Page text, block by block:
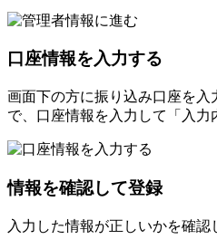
口座情報を入力する
画面下の方に振り込み口座を
で、口座情報を入力して「入力
情報を確認して登録
入力した情報が正しいかを確認